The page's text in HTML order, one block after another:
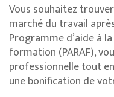
Vous souhaitez
marché du travail
Programme d’aide à
formation (PARAF),
professionnelle tout
une bonification de